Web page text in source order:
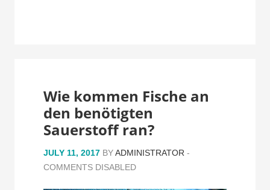
Wie kommen Fische an
den benötigten
Sauerstoff ran?
JULY 11, 2017 BYADMINISTRATOR -
COMMENTS DISABLED